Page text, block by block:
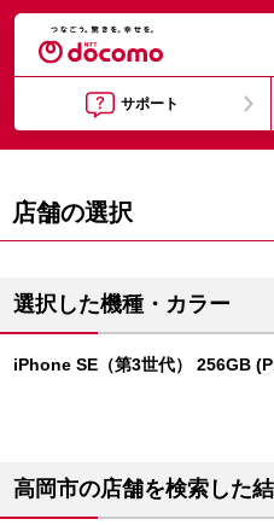
サポート
店舗の選択
選択した機種・カラー
iPhone SE（第3世代） 256GB
高岡市の店舗を検索した